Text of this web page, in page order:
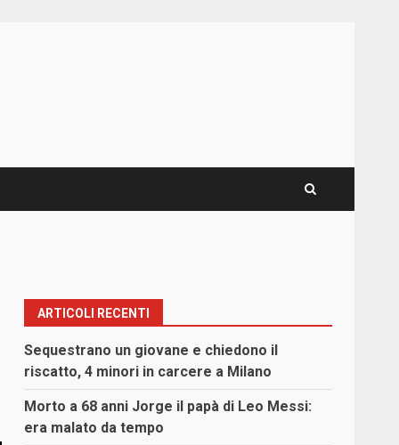
ARTICOLI RECENTI
Sequestrano un giovane e chiedono il
riscatto, 4 minori in carcere a Milano
Morto a 68 anni Jorge il papà di Leo Messi:
era malato da tempo